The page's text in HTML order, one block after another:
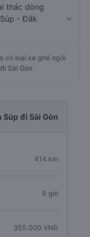
thác dòng
- Đắk
có loại xe ghế ngồi
Sài Gòn
đi Sài Gòn
414 km
9 giờ
355.000 VNĐ